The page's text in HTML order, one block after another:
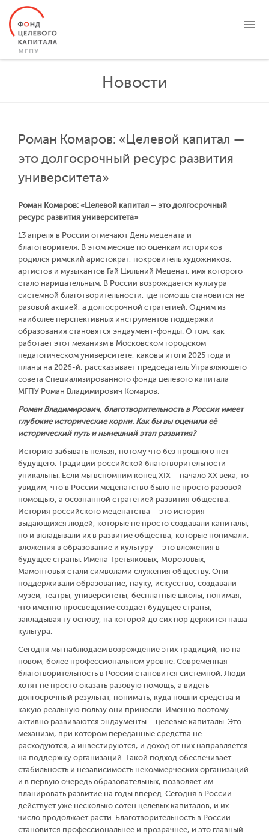
ЦЕЛЕВЫЕ КАПИТАЛЫ
НОВОСТИ
БЛАГОТВОРИТЕЛЬНОСТЬ
КОНТАКТЫ
Новости
Роман Комаров: «Целевой капитал —
это долгосрочный ресурс развития
университета»
Роман Комаров: «Целевой капитал – это долгосрочный
ресурс развития университета»
13 апреля в России отмечают День мецената и
благотворителя. В этом месяце по оценкам историков
родился римский аристократ, покровитель художников,
артистов и музыкантов Гай Цильний Меценат, имя которого
стало нарицательным. В России возрождается культура
системной благотворительности, где помощь становится не
разовой акцией, а долгосрочной стратегией. Одним из
наиболее перспективных инструментов поддержки
образования становятся эндаумент-фонды. О том, как
работает этот механизм в Московском городском
педагогическом университете, каковы итоги 2025 года и
планы на 2026-й, рассказывает председатель Управляющего
совета Специализированного фонда целевого капитала
МГПУ Роман Владимирович Комаров.
Роман Владимирович, благотворительность в России имеет
глубокие исторические корни. Как бы вы оценили её
исторический путь и нынешний этап развития?
Историю забывать нельзя, потому что без прошлого нет
будущего. Традиции российской благотворительности
уникальны. Если мы вспомним конец XIX – начало XX века, то
увидим, что в России меценатство было не просто разовой
помощью, а осознанной стратегией развития общества.
История российского меценатства – это история
выдающихся людей, которые не просто создавали капиталы,
но и вкладывали их в развитие общества, которые понимали:
вложения в образование и культуру – это вложения в
будущее страны. Имена Третьяковых, Морозовых,
Мамонтовых стали символами служения обществу. Они
поддерживали образование, науку, искусство, создавали
музеи, театры, университеты, бесплатные школы, понимая,
что именно просвещение создает будущее страны,
закладывая ту основу, на которой до сих пор держится наша
культура.
Сегодня мы наблюдаем возрождение этих традиций, но на
новом, более профессиональном уровне. Современная
благотворительность в России становится системной. Люди
хотят не просто оказать разовую помощь, а видеть
долгосрочный результат, понимать, куда пошли средства и
какую реальную пользу они принесли. Именно поэтому
активно развиваются эндаументы – целевые капиталы. Это
механизм, при котором переданные средства не
расходуются, а инвестируются, и доход от них направляется
на поддержку организаций. Такой подход обеспечивает
стабильность и независимость некоммерческих организаций
и в первую очередь образовательных, позволяет им
планировать развитие на годы вперед. Сегодня в России
действует уже несколько сотен целевых капиталов, и их
число продолжает расти. Благотворительность в России
становится профессиональнее и прозрачнее, и это главный